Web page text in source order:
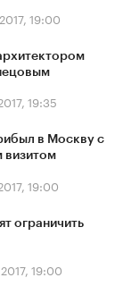
19:00
19:35
в Москву с
визитом
19:00
ограничить
19:00